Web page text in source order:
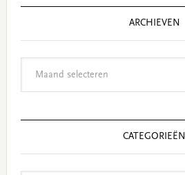
ARCHIEVEN
CATEGORIEËN